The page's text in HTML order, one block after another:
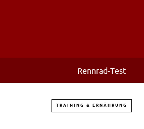
Rennrad-Test
TRAINING & ERNÄHRUNG